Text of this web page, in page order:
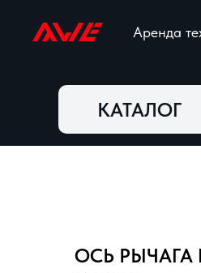
Аренда
КАТАЛОГ
ОСЬ РЫЧАГА